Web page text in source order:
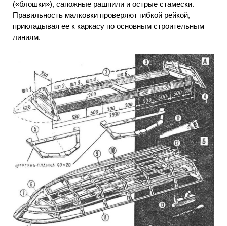
(«блошки»), сапожные рашпили и острые стамески.
Правильность малковки проверяют гибкой рейкой,
прикладывая ее к каркасу по основным строительным
линиям.